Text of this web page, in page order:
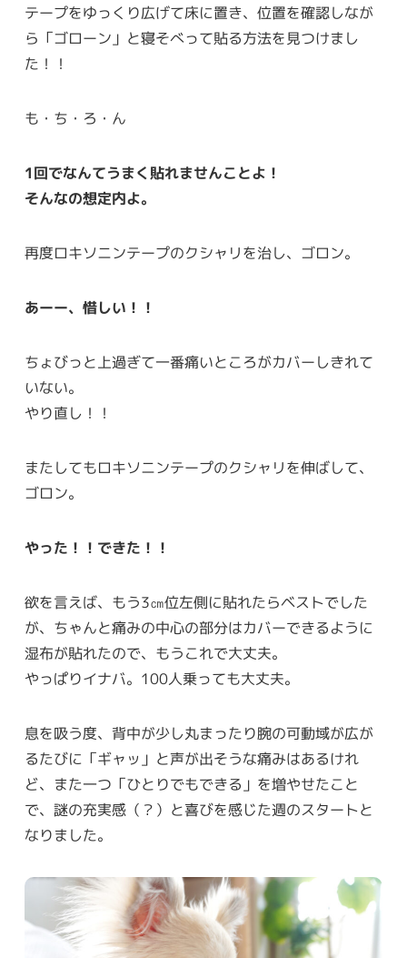
テープをゆっくり広げて床に置き、位置を確認しなが
ら「ゴローン」と寝そべって貼る方法を見つけまし
た！！
も・ち・ろ・ん
1回でなんてうまく貼れませんことよ！
そんなの想定内よ。
再度ロキソニンテープのクシャリを治し、ゴロン。
あーー、惜しい！！
ちょびっと上過ぎて一番痛いところがカバーしきれて
いない。
やり直し！！
またしてもロキソニンテープのクシャリを伸ばして、
ゴロン。
やった！！できた！！
欲を言えば、もう3㎝位左側に貼れたらベストでした
が、ちゃんと痛みの中心の部分はカバーできるように
湿布が貼れたので、もうこれで大丈夫。
やっぱりイナバ。100人乗っても大丈夫。
息を吸う度、背中が少し丸まったり腕の可動域が広が
るたびに「ギャッ」と声が出そうな痛みはあるけれ
ど、また一つ「ひとりでもできる」を増やせたこと
で、謎の充実感（？）と喜びを感じた週のスタートと
なりました。